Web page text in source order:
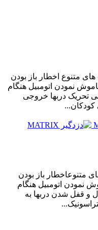
متنوع اخطار باز بودن
نمودن اتومبیل هنگام
تحریک دربها خروجی
کودکان...
متنوعاخطار باز بودن
نمودن اتومبیل هنگام
و قفل شدن دربها به